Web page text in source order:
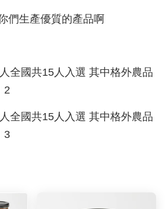
們生產優質的產品啊